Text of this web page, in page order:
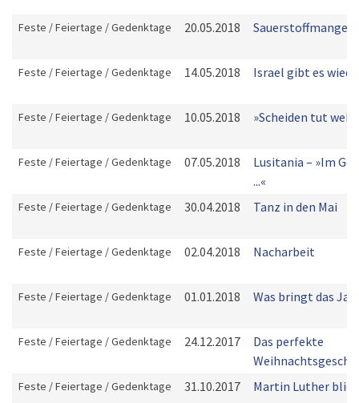
Feste / Feiertage / Gedenktage 20.05.2018 Sauerstoffmangel
Feste / Feiertage / Gedenktage 14.05.2018 Israel gibt es
Feste / Feiertage / Gedenktage 10.05.2018 »Scheiden tut weh«
Feste / Feiertage / Gedenktage 07.05.2018
Lusitania – »Im
...«
Feste / Feiertage / Gedenktage 30.04.2018 Tanz in den Mai
Feste / Feiertage / Gedenktage 02.04.2018 Nacharbeit
Feste / Feiertage / Gedenktage 01.01.2018 Was bringt das
Feste / Feiertage / Gedenktage 24.12.2017
Das perfekte
Feste / Feiertage / Gedenktage 31.10.2017 Martin Luther